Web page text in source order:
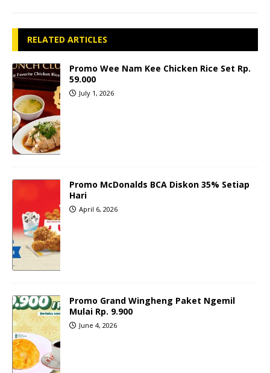
RELATED ARTICLES
Promo Wee Nam Kee Chicken Rice Set Rp.
59.000
July 1, 2026
Promo McDonalds BCA Diskon 35% Setiap
Hari
April 6, 2026
Promo Grand Wingheng Paket Ngemil
Mulai Rp. 9.900
June 4, 2026